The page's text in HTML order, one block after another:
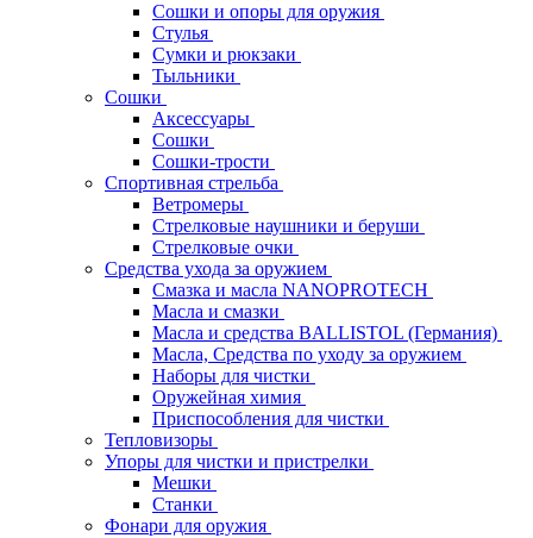
Сошки и опоры для оружия
Стулья
Сумки и рюкзаки
Тыльники
Сошки
Аксессуары
Сошки
Сошки-трости
Спортивная стрельба
Ветромеры
Стрелковые наушники и беруши
Стрелковые очки
Средства ухода за оружием
Смазка и масла NANOPROTECH
Масла и смазки
Масла и средства BALLISTOL (Германия)
Масла, Средства по уходу за оружием
Наборы для чистки
Оружейная химия
Приспособления для чистки
Тепловизоры
Упоры для чистки и пристрелки
Мешки
Станки
Фонари для оружия